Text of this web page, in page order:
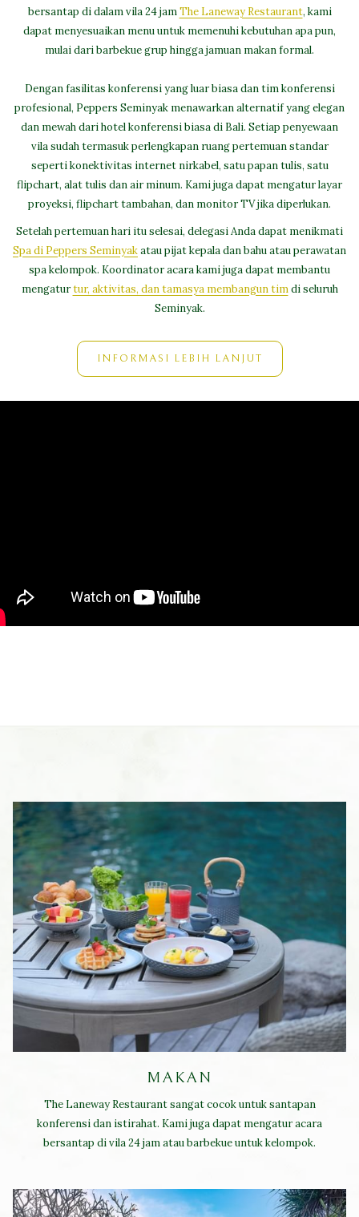
bersantap di dalam vila 24 jamThe Laneway Restaurant, kami
dapat menyesuaikan menu untuk memenuhi kebutuhan apa pun,
mulai dari barbekue grup hingga jamuan makan formal.
Dengan fasilitas konferensi yang luar biasa dan tim konferensi
profesional, Peppers Seminyak menawarkan alternatif yang elegan
dan mewah dari hotel konferensi biasa di Bali. Setiap penyewaan
vila sudah termasuk perlengkapan ruang pertemuan standar
seperti konektivitas internet nirkabel, satu papan tulis, satu
flipchart, alat tulis dan air minum. Kami juga dapat mengatur layar
proyeksi, flipchart tambahan, dan monitor TV jika diperlukan.
Setelah pertemuan hari itu selesai, delegasi Anda dapat menikmati
Spa di Peppers Seminyakatau pijat kepala dan bahu atau perawatan
spa kelompok. Koordinator acara kami juga dapat membantu
mengaturtur, aktivitas, dan tamasya membangun timdi seluruh
Seminyak.
INFORMASI LEBIH LANJUT
MAKAN
The Laneway Restaurant sangat cocok untuk santapan
konferensi dan istirahat. Kami juga dapat mengatur acara
bersantap di vila 24 jam atau barbekue untuk kelompok.